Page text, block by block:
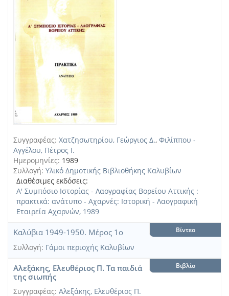
Συγγραφέας: Χατζησωτηρίου, Γεώργιος Δ., Φιλίππου -
Αγγέλου, Πέτρος Ι.
Ημερομηνίες: 1989
Συλλογή: Υλικό Δημοτικής Βιβλιοθήκης Καλυβίων
Διαθέσιμες εκδόσεις:
Α' Συμπόσιο Ιστορίας - Λαογραφίας Βορείου Αττικής :
πρακτικά: ανάτυπο - Αχαρνές: Ιστορική - Λαογραφική
Εταιρεία Αχαρνών, 1989
Καλύβια 1949-1950. Μέρος 1ο Βίντεο
Συλλογή: Γάμοι περιοχής Καλυβίων
Αλεξάκης, Ελευθέριος Π. Τα παιδιά
της σιωπής
Βιβλίο
Συγγραφέας: Αλεξάκης, Ελευθέριος Π.